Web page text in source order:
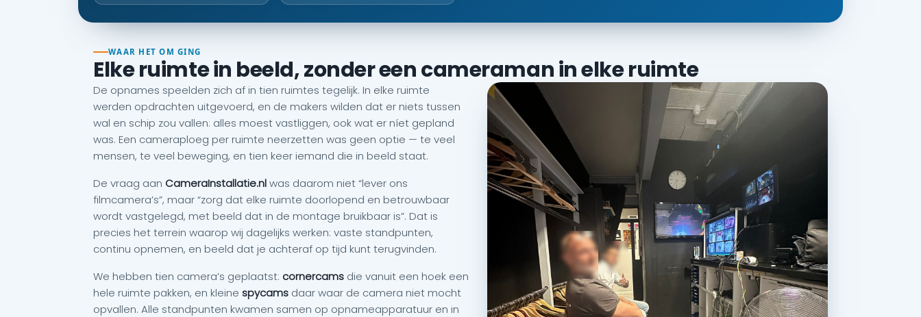
WAAR HET OM GING
Elke ruimte in beeld, zonder een cameraman in elke ruimte
De opnames speelden zich af in tien ruimtes tegelijk. In elke ruimte
werden opdrachten uitgevoerd, en de makers wilden dat er niets tussen
wal en schip zou vallen: alles moest vastliggen, ook wat er níet gepland
was. Een cameraploeg per ruimte neerzetten was geen optie — te veel
mensen, te veel beweging, en tien keer iemand die in beeld staat.
De vraag aan CameraInstallatie.nlwas daarom niet “lever ons
filmcamera’s”, maar “zorg dat elke ruimte doorlopend en betrouwbaar
wordt vastgelegd, met beeld dat in de montage bruikbaar is”. Dat is
precies het terrein waarop wij dagelijks werken: vaste standpunten,
continu opnemen, en beeld dat je achteraf op tijd kunt terugvinden.
We hebben tien camera’s geplaatst: cornercams die vanuit een hoek een
hele ruimte pakken, en kleine spycams daar waar de camera niet mocht
opvallen. Alle standpunten kwamen samen op opnameapparatuur en in